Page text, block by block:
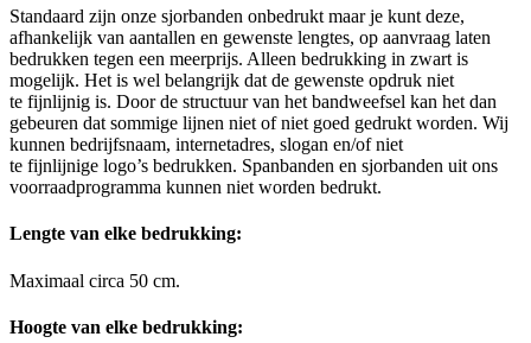
Standaard zijn onze sjorbanden onbedrukt maar je kunt deze,
afhankelijk van aantallen en gewenste lengtes, op aanvraag laten
bedrukken tegen een meerprijs. Alleen bedrukking in zwart is
mogelijk. Het is wel belangrijk dat de gewenste opdruk niet
te fijnlijnig is. Door de structuur van het bandweefsel kan het dan
gebeuren dat sommige lijnen niet of niet goed gedrukt worden. Wij
kunnen bedrijfsnaam, internetadres, slogan en/of niet
te fijnlijnige logo’s bedrukken. Spanbanden en sjorbanden uit ons
voorraadprogramma kunnen niet worden bedrukt.
Lengte van elke bedrukking:
Maximaal circa 50 cm.
Hoogte van elke bedrukking: